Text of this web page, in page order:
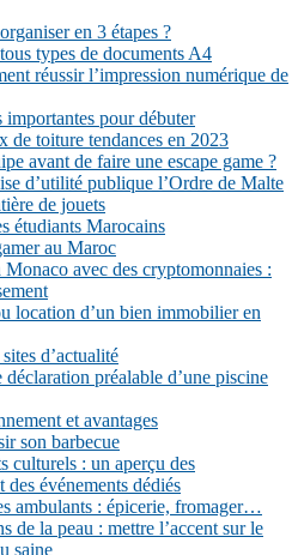
en 3 étapes ?
types de documents A4
réussir l’impression numérique de
importantes pour débuter
de toiture tendances en 2023
avant de faire une escape game ?
d’utilité publique l’Ordre de Malte
de jouets
étudiants Marocains
au Maroc
avec des cryptomonnaies :
location d’un bien immobilier en
d’actualité
préalable d’une piscine
et avantages
son barbecue
culturels : un aperçu des
événements dédiés
ambulants : épicerie, fromager…
de la peau : mettre l’accent sur le
saine